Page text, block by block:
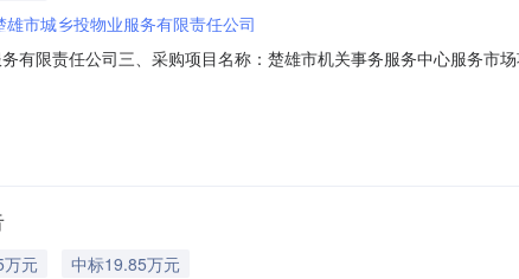
雄市城乡投物业服务有限责任公司
限责任公司三、采购项目名称：楚雄市机关事务服务中心服务市场
件八、联系方式1、采购人名称：楚雄市机关事务服务中心联系人
元
中标19.85万元